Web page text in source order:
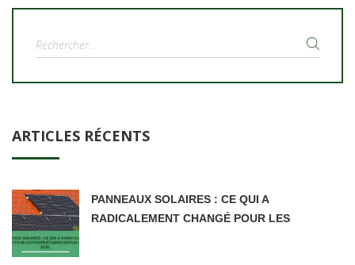
Rechercher :
ARTICLES RÉCENTS
PANNEAUX SOLAIRES : CE QUI A
RADICALEMENT CHANGÉ POUR LES